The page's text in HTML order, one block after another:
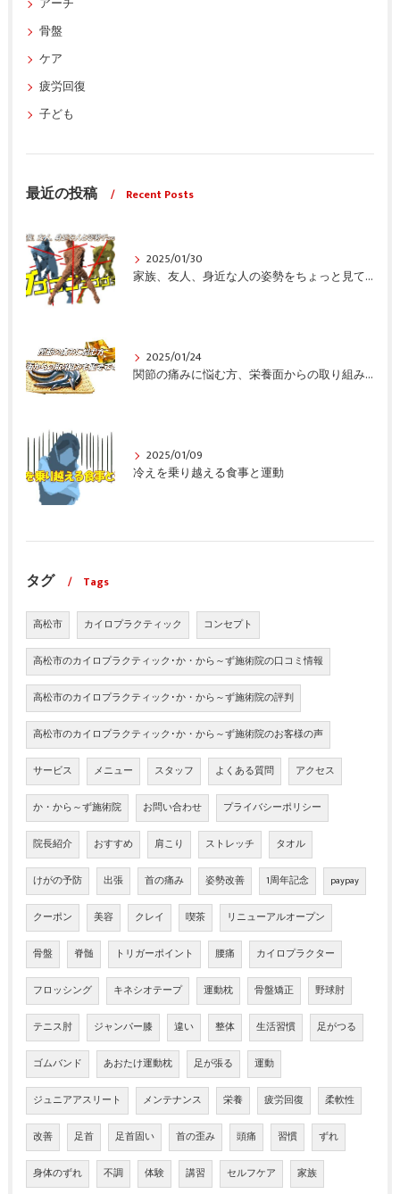
アーチ
骨盤
ケア
疲労回復
子ども
最近の投稿 Recent Posts
2025/01/30
家族、友人、身近な人の姿勢をちょっと見てみませんか？
2025/01/24
関節の痛みに悩む方、栄養面からの取り組みも重要ですよ！
2025/01/09
冷えを乗り越える食事と運動
タグ Tags
高松市 カイロプラクティック コンセプト
高松市のカイロプラクティック･か・から～ず施術院の口コミ情報
高松市のカイロプラクティック･か・から～ず施術院の評判
高松市のカイロプラクティック･か・から～ず施術院のお客様の声
サービス メニュー スタッフ よくある質問 アクセス
か・から～ず施術院 お問い合わせ プライバシーポリシー
院長紹介 おすすめ 肩こり ストレッチ タオル
けがの予防 出張 首の痛み 姿勢改善 1周年記念 paypay
クーポン 美容 クレイ 喫茶 リニューアルオープン
骨盤 脊髄 トリガーポイント 腰痛 カイロプラクター
フロッシング キネシオテープ 運動枕 骨盤矯正 野球肘
テニス肘 ジャンパー膝 違い 整体 生活習慣 足がつる
ゴムバンド あおたけ運動枕 足が張る 運動
ジュニアアスリート メンテナンス 栄養 疲労回復 柔軟性
改善 足首 足首固い 首の歪み 頭痛 習慣 ずれ
身体のずれ 不調 体験 講習 セルフケア 家族